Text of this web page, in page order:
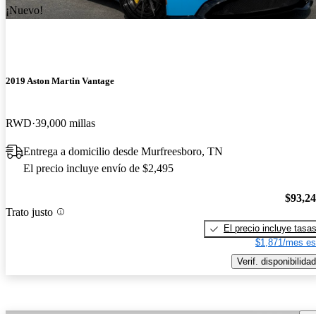
¡Nuevo!
2019 Aston Martin Vantage
RWD 39,000 millas
Entrega a domicilio desde Murfreesboro, TN
El precio incluye envío de $2,495
Trato justo
El precio incluye tasas
$1,871/mes
Verif. disponibilidad